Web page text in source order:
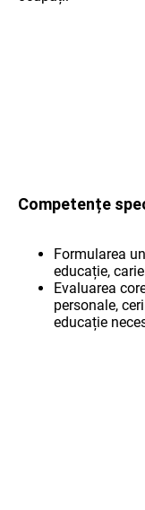
Competențe
Formularea
educație,
Evaluarea
personale,
educație